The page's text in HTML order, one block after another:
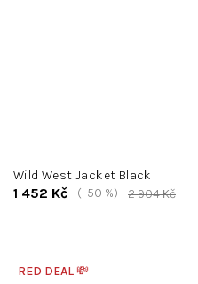
Wild West Jacket Black
1 452 Kč 2 904 Kč
(–50 %)
RED DEAL 💸